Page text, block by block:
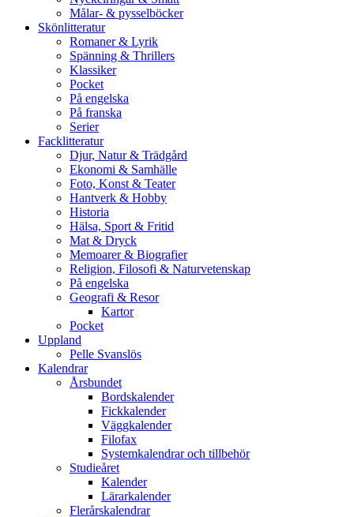
Målar- & pysselböcker
Skönlitteratur
Romaner & Lyrik
Spänning & Thrillers
Klassiker
Pocket
På engelska
På franska
Serier
Facklitteratur
Djur, Natur & Trädgård
Ekonomi & Samhälle
Foto, Konst & Teater
Hantverk & Hobby
Historia
Hälsa, Sport & Fritid
Mat & Dryck
Memoarer & Biografier
Religion, Filosofi & Naturvetenskap
På engelska
Geografi & Resor
Kartor
Pocket
Uppland
Pelle Svanslös
Kalendrar
Årsbundet
Bordskalender
Fickkalender
Väggkalender
Filofax
Systemkalendrar och tillbehör
Studieåret
Kalender
Lärarkalender
Flerårskalendrar